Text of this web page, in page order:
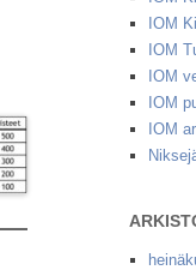
IOM
IOM
IOM
IOM
IOM